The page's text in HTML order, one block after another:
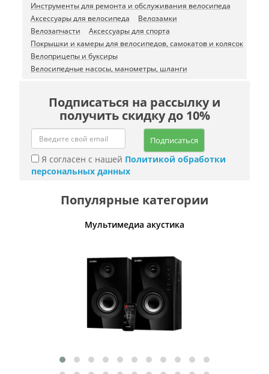
Инструменты для ремонта и обслуживания велосипеда
Аксессуары для велосипеда
Велозамки
Велозапчасти
Аксессуары для спорта
Покрышки и камеры для велосипедов, самокатов и колясок
Велоприцепы и буксиры
Велосипедные насосы, манометры, шланги
Подписаться на рассылку и
получить скидку до 10%
Подписаться
Я согласен с нашей Политикой обработки
персональных данных
Популярные категории
Мультимедиа акустика